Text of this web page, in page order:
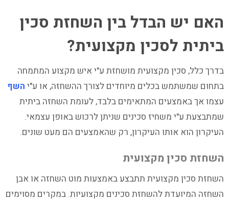
האם יש הבדל בין השחזת סכין
ביתית לסכין מקצועית?
בדרך כלל, סכין מקצועית מושחזת ע"י איש מקצוע המתמחה
בתחום שמשתמש בכלים מיוחדים לצורך ההשחזה, או ע"י השף
עצמו אך באמצעים המתאימים בלבד, לעומת השחזה ביתית
שמתבצעת ע"י משחיז סכינים שניתן לרכוש באופן עצמאי.
העיקרון הוא אותו העיקרון, רק שהאמצעים הם מעט שונים.
השחזת סכין מקצועית
השחזת סכין מקצועית תתבצע באמצעות מוט השחזה או אבן
השחזה המיועדת להשחזת סכינים מקצועיות. במקרים מסוימים